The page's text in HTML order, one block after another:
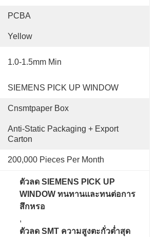
PCBA
Yellow
1.0-1.5mm Min
SIEMENS PICK UP WINDOW
Cnsmtpaper Box
Anti-Static Packaging + Export
Carton
200,000 Pieces Per Month
ตัวลด SIEMENS PICK UP
WINDOW ทนทานและทนต่อการ
สึกหรอ
,
ตัวลด SMT ความสูงตะกั่วต่ำสุด